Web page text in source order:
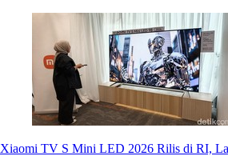
Xiaomi TV S Mini LED 2026 Rilis di RI,